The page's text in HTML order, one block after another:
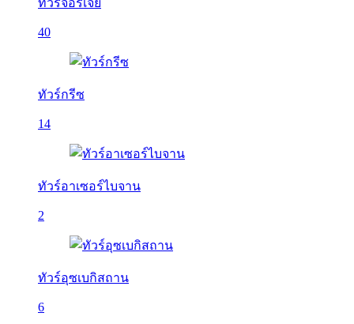
ทัวร์จอร์เจีย
40
ทัวร์กรีซ
14
ทัวร์อาเซอร์ไบจาน
2
ทัวร์อุซเบกิสถาน
6